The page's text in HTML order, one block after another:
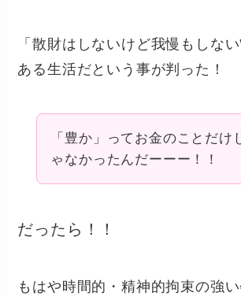
「散財はしないけど我慢もしない
ある生活だという事が判った！
「豊か」ってお金のことだけ
ゃなかったんだーーー！！
だったら！！
もはや時間的・精神的拘束の強